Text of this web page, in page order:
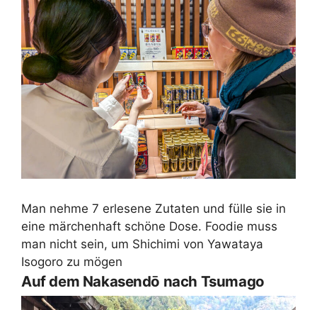
Man nehme 7 erlesene Zutaten und fülle sie in
eine märchenhaft schöne Dose. Foodie muss
man nicht sein, um Shichimi von Yawataya
Isogoro zu mögen
Auf dem Nakasendō nach Tsumago